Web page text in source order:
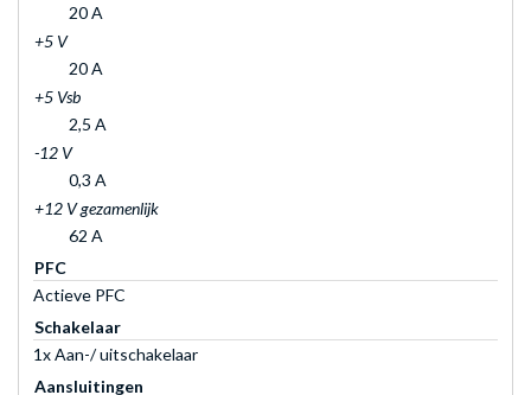
20 A
+5 V
20 A
+5 Vsb
2,5 A
-12 V
0,3 A
+12 V gezamenlijk
62 A
PFC
Actieve PFC
Schakelaar
1x Aan-/ uitschakelaar
Aansluitingen